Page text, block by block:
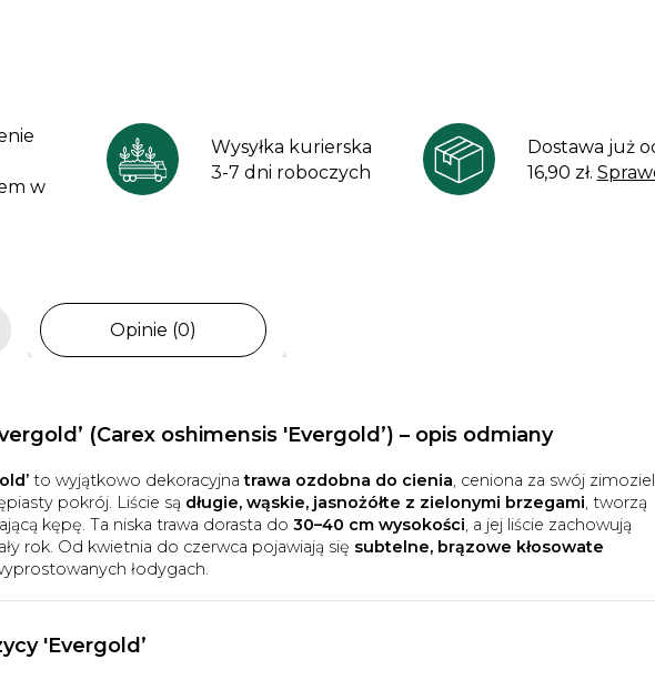
w
Wysyłka kurierska
3-7 dni roboczych
Dostawa już
16,90 zł.
Opinie (0)
(Carex oshimensis 'Evergold’) – opis odmiany
to wyjątkowo dekoracyjnatrawa ozdobna do cienia, ceniona za swój
pokrój. Liście są długie, wąskie, jasnożółte z zielonymi brzegami, tworzą
kępę. Ta niska trawa dorasta do 30–40 cm wysokości, a jej liście zachowują
rok. Od kwietnia do czerwca pojawiają się subtelne, brązowe kłosowate
łodygach.
'Evergold’